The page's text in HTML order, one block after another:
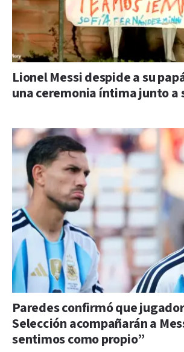
Lionel Messi despide a su
una ceremonia íntima junto a
Paredes confirmó que
Selección acompañarán a
sentimos como propio”